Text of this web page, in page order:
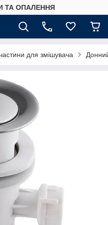
ТА ОПАЛЕННЯ
для змішувача